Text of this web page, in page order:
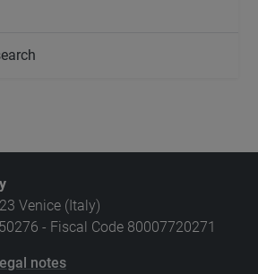
Venice (Italy)
- Fiscal Code 80007720271
notes